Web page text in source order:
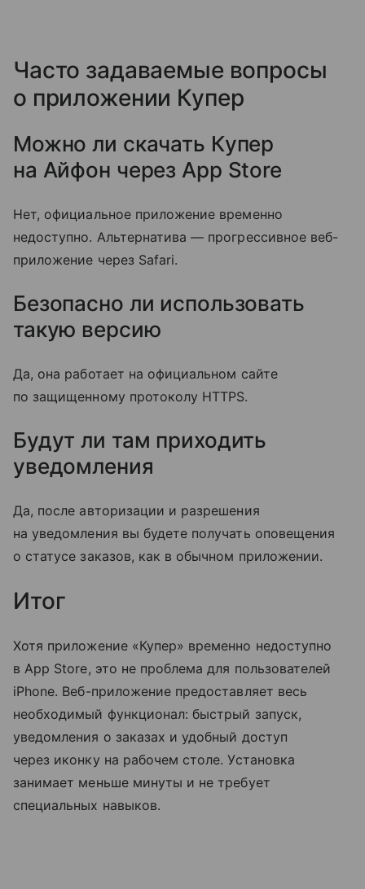
Часто задаваемые вопросы
о приложении Купер
Можно ли скачать Купер
на Айфон через App Store
Нет, официальное приложение временно
недоступно. Альтернатива — прогрессивное веб-
приложение через Safari.
Безопасно ли использовать
такую версию
Да, она работает на официальном сайте
по защищенному протоколу HTTPS.
Будут ли там приходить
уведомления
Да, после авторизации и разрешения
на уведомления вы будете получать оповещения
о статусе заказов, как в обычном приложении.
Итог
Хотя приложение «Купер» временно недоступно
в App Store, это не проблема для пользователей
iPhone. Веб-приложение предоставляет весь
необходимый функционал: быстрый запуск,
уведомления о заказах и удобный доступ
через иконку на рабочем столе. Установка
занимает меньше минуты и не требует
специальных навыков.